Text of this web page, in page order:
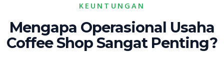
KEUNTUNGAN
Mengapa Operasional Usaha
Coffee Shop Sangat Penting?